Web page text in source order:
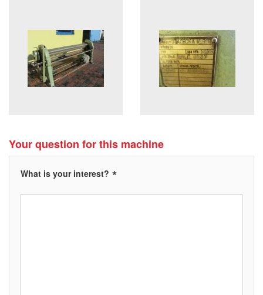
Your question for this machine
What is your interest? *